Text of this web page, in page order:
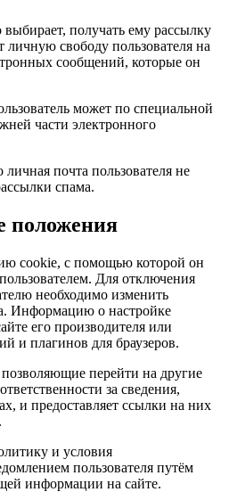
выбирает, получать ему рассылку
свободу пользователя на
сообщений, которые он
может по специальной
части электронного
почта пользователя не
спама.
положения
cookie, с помощью которой он
Для отключения
необходимо изменить
Информацию о настройке
его производителя или
и плагинов для браузеров.
перейти на другие
за сведения,
и предоставляет ссылки на них
и условия
пользователя путём
информации на сайте.